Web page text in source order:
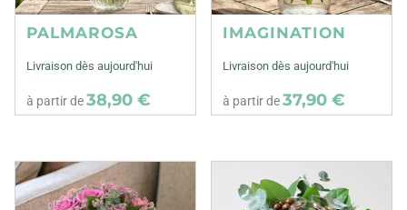
PALMAROSA
Livraison dès aujourd'hui
à partir de38,90 €
IMAGINATION
Livraison dès aujourd'hui
à partir de37,90 €